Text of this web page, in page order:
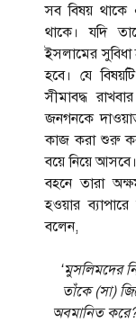
সব বিষয়
থাকে। যদি
ইসলামের
হবে। যে
সীমাবদ্ধ
জনগনকে
কাজ করা শুরু
বয়ে নিয়ে
বহনে তারা
হওয়ার
বলেন,
‘মুসলিমদের
তাঁকে (সা)
অবমানিত